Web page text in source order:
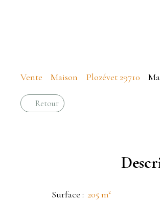
Vente Maison Plozévet 29710
Retour
Surface : 205 m²